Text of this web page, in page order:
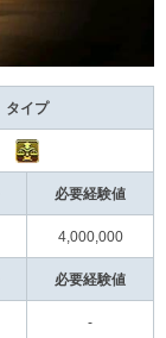
タイプ
必要経験値
4,000,000
必要経験値
-